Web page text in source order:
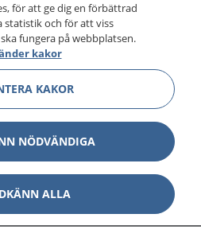
för att ge dig en förbättrad
statistik och för att viss
fungera på webbplatsen.
kakor
KAKOR
NÖDVÄNDIGA
ALLA